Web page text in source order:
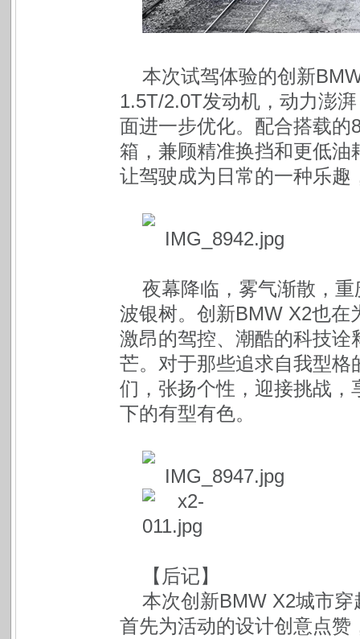
本次试驾体验的创新
1.5T/2.0T发动机，动力澎
面进一步优化。配合搭载
箱，兼顾精准换挡和更低
让驾驶成为日常的一种乐
夜幕降临，雾气渐散，
波银树。创新BMW X2也在
激昂的驾控、潮酷的科技
芒。对于那些追求自我型
们，张扬个性，迎接挑战
下的有型有色。
【后记】
本次创新BMW X2城市穿
首先为活动的设计创意点